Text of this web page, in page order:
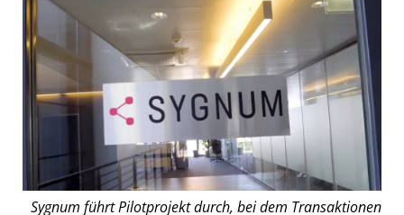
Sygnum führt Pilotprojekt durch, bei dem Transaktionen